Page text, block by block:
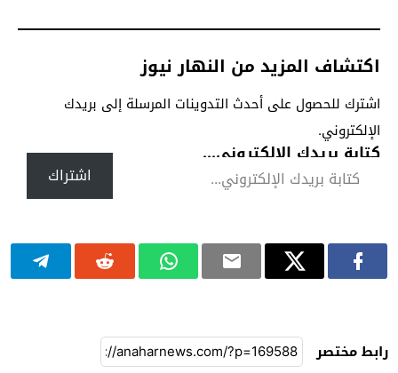
اكتشاف المزيد من النهار نيوز
اشترك للحصول على أحدث التدوينات المرسلة إلى بريدك
الإلكتروني.
كتابة بريدك الإلكتروني...
اشتراك
رابط مختصر